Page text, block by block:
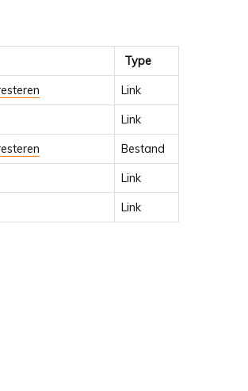
Type
Link
Link
Bestand
Link
Link